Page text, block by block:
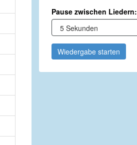
Pause zwischen Liedern:
Wiedergabe starten